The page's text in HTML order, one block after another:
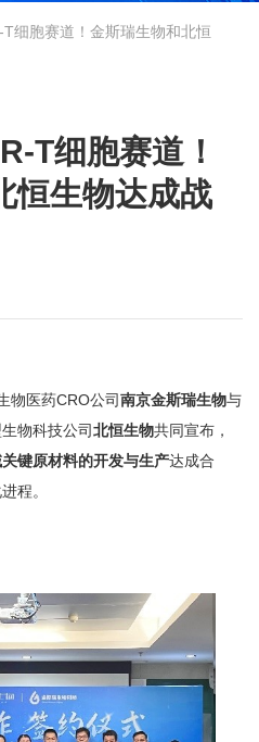
细胞赛道！金斯瑞生物和北恒
T细胞赛道！
恒生物达成战
物医药CRO公司南京金斯瑞生物与
物科技公司北恒生物共同宣布，
键原材料的开发与生产达成合
程。